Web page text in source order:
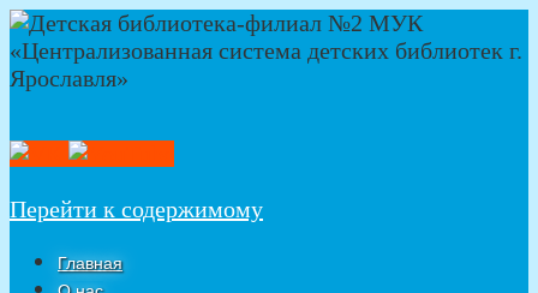
Перейти к содержимому
Главная